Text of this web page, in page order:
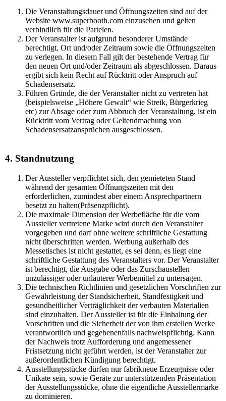
Die Veranstaltungsdauer und Öffnungszeiten sind auf der
Website www.superbooth.com einzusehen und gelten
verbindlich für die Parteien.
Der Veranstalter ist aufgrund besonderer Umstände
berechtigt, Ort und/oder Zeitraum sowie die Öffnungszeiten
zu verlegen. In diesem Fall gilt der bestehende Vertrag für
den neuen Ort und/oder Zeitraum als abgeschlossen. Daraus
ergibt sich kein Recht auf Rücktritt oder Anspruch auf
Schadensersatz.
Führen Gründe, die der Veranstalter nicht zu vertreten hat
(beispielsweise „Höhere Gewalt“ wie Streik, Bürgerkrieg
etc) zur Absage oder zum Abbruch der Veranstaltung, ist ein
Rücktritt vom Vertrag oder Geltendmachung von
Schadensersatzansprüchen ausgeschlossen.
4. Standnutzung
Der Aussteller verpflichtet sich, den gemieteten Stand
während der gesamten Öffnungszeiten mit den
erforderlichen, zumindest aber einem Ansprechpartnern
besetzt zu halten(Präsenzpflicht).
Die maximale Dimension der Werbefläche für die vom
Aussteller vertretene Marke wird durch den Veranstalter
vorgegeben und darf ohne weitere schriftliche Gestattung
nicht überschritten werden. Werbung außerhalb des
Messetisches ist nicht gestattet, es sei denn, es liegt eine
schriftliche Gestattung des Veranstalters vor. Der Veranstalter
ist berechtigt, die Ausgabe oder das Zurschaustellen
unzulässiger oder unlauterer Werbemittel zu untersagen.
Die technischen Richtlinien und gesetzlichen Vorschriften zur
Gewährleistung der Standsicherheit, Standfestigkeit und
gesundheitlicher Verträglichkeit der verbauten Materialien
sind einzuhalten. Der Aussteller ist für die Einhaltung der
Vorschriften und die Sicherheit der von ihm erstellen Werke
verantwortlich und gegebenenfalls nachweispflichtig. Kann
der Nachweis trotz Aufforderung und angemessener
Fristsetzung nicht geführt werden, ist der Veranstalter zur
außerordentlichen Kündigung berechtigt.
Ausstellungsstücke dürfen nur fabrikneue Erzeugnisse oder
Unikate sein, sowie Geräte zur unterstützenden Präsentation
der Ausstellungsstücke, ohne die eigentliche Ausstellermarke
zu dominieren.